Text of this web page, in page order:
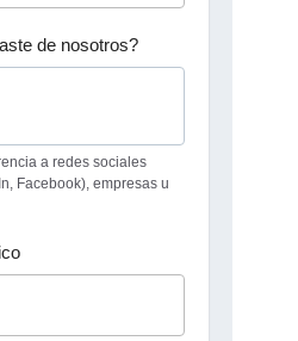
de nosotros?
a redes sociales
Facebook), empresas u